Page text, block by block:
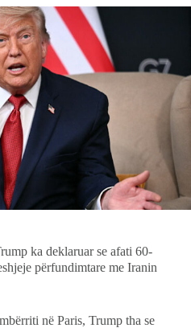
ka deklaruar se afati 60-
përfundimtare me Iranin
në Paris, Trump tha se